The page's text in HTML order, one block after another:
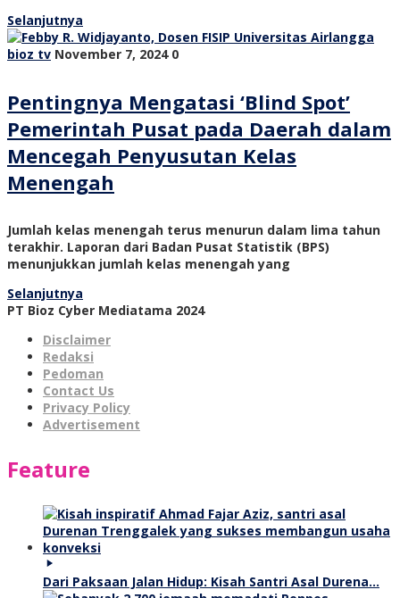
Selanjutnya
bioz tv November 7, 2024 0
Pentingnya Mengatasi ‘Blind Spot’
Pemerintah Pusat pada Daerah dalam
Mencegah Penyusutan Kelas
Menengah
Jumlah kelas menengah terus menurun dalam lima tahun
terakhir. Laporan dari Badan Pusat Statistik (BPS)
menunjukkan jumlah kelas menengah yang
Selanjutnya
PT Bioz Cyber Mediatama 2024
Disclaimer
Redaksi
Pedoman
Contact Us
Privacy Policy
Advertisement
Feature
Dari Paksaan Jalan Hidup: Kisah Santri Asal Durena…